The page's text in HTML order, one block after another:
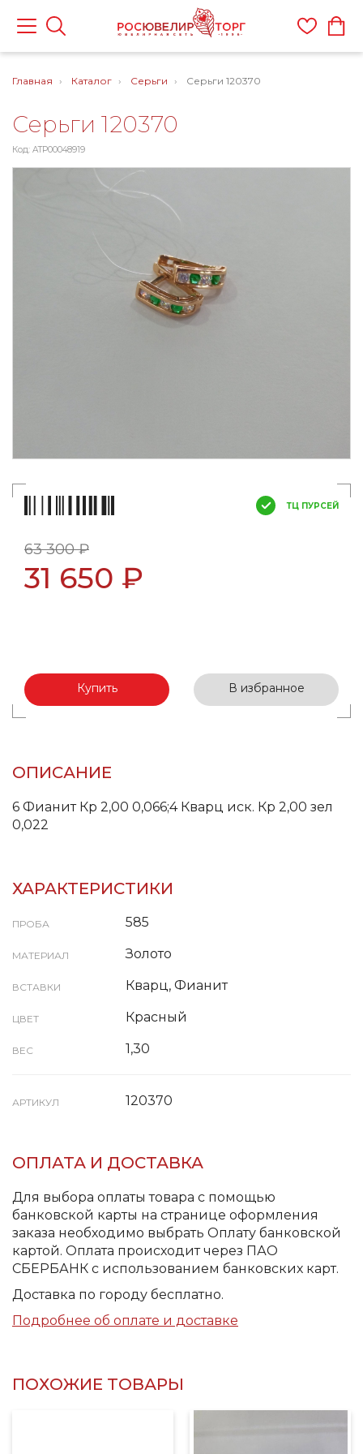
Главная Каталог Серьги Серьги 120370
Серьги 120370
Код: ATP00048919
ТЦ ПУРСЕЙ
63 300 ₽
31 650 ₽
Купить В избранное
ОПИСАНИЕ
6 Фианит Кр 2,00 0,066;4 Кварц иск. Кр 2,00 зел
0,022
ХАРАКТЕРИСТИКИ
ПРОБА 585
МАТЕРИАЛ Золото
ВСТАВКИ Кварц, Фианит
ЦВЕТ Красный
ВЕС 1,30
АРТИКУЛ 120370
ОПЛАТА И ДОСТАВКА
Для выбора оплаты товара с помощью
банковской карты на странице оформления
заказа необходимо выбрать Оплату банковской
картой. Оплата происходит через ПАО
СБЕРБАНК с использованием банковских карт.
Доставка по городу бесплатно.
Подробнее об оплате и доставке
ПОХОЖИЕ ТОВАРЫ